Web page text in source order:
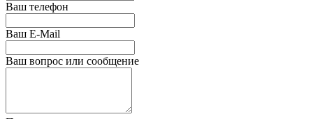
Ваш телефон
Ваш E-Mail
Ваш вопрос или сообщение